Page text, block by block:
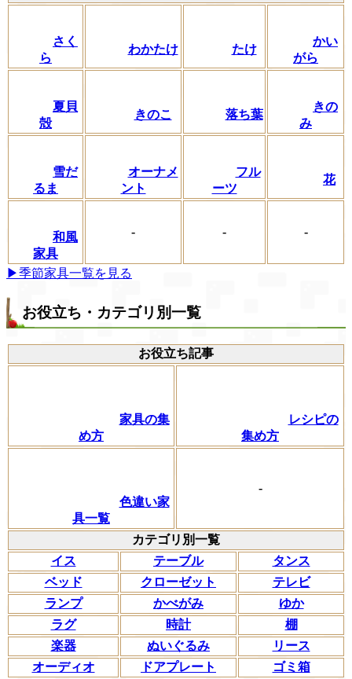
さく
ら
わかたけ たけ
かい
がら
夏貝
殻
きのこ 落ち葉
きの
み
雪だ
るま
オーナメ
ント
フル
ーツ
花
和風
家具
- - -
▶季節家具一覧を見る
お役立ち・カテゴリ別一覧
お役立ち記事
家具の集
め方
レシピの
集め方
色違い家
具一覧
-
カテゴリ別一覧
イス
テーブル
タンス
ベッド
クローゼット
テレビ
ランプ
かべがみ
ゆか
ラグ
時計
棚
楽器
ぬいぐるみ
リース
オーディオ
ドアプレート
ゴミ箱